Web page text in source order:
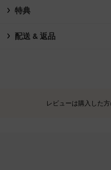
特典
配送 & 返品
レビューは購入した